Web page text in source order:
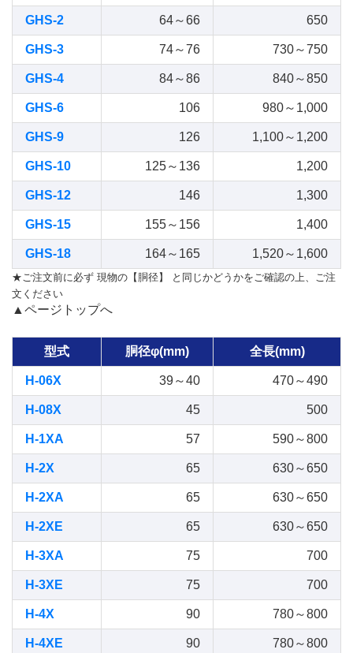
GHS-2 64～66 650
GHS-3 74～76 730～750
GHS-4 84～86 840～850
GHS-6 106 980～1,000
GHS-9 126 1,100～1,200
GHS-10 125～136 1,200
GHS-12 146 1,300
GHS-15 155～156 1,400
GHS-18 164～165 1,520～1,600
★ご注文前に必ず 現物の【胴径】 と同じかどうかをご確認の上、ご注
文ください
▲ページトップへ
型式 胴径φ(mm) 全長(mm)
H-06X 39～40 470～490
H-08X 45 500
H-1XA 57 590～800
H-2X 65 630～650
H-2XA 65 630～650
H-2XE 65 630～650
H-3XA 75 700
H-3XE 75 700
H-4X 90 780～800
H-4XE 90 780～800